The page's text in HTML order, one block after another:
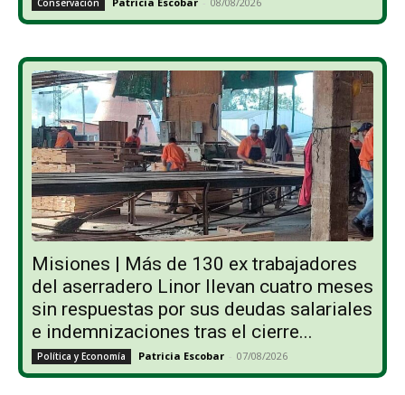
Misiones | Más de 130 ex trabajadores
del aserradero Linor llevan cuatro meses
sin respuestas por sus deudas salariales
e indemnizaciones tras el cierre...
Política y Economía Patricia Escobar - 07/08/2026